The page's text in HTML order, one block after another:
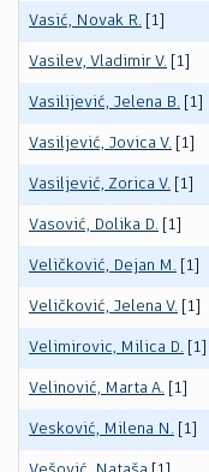
Vasić, Novak R. [1]
Vasilev, Vladimir V. [1]
Vasilijević, Jelena B. [1]
Vasiljević, Jovica V. [1]
Vasiljević, Zorica V. [1]
Vasović, Dolika D. [1]
Veličković, Dejan M. [1]
Veličković, Jelena V. [1]
Velimirovic, Milica D. [1]
Velinović, Marta A. [1]
Vesković, Milena N. [1]